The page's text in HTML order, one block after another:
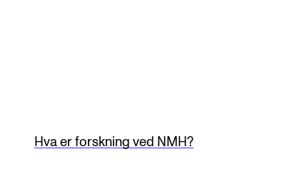
Hva er forskning ved NMH?